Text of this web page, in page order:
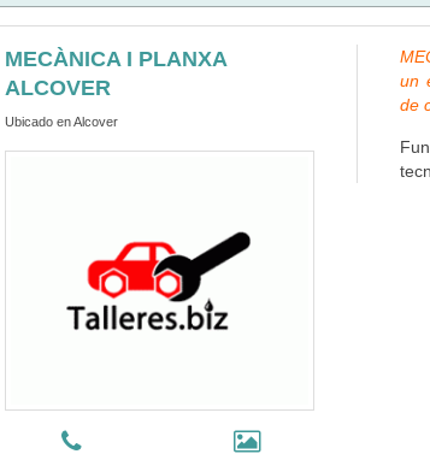
MECÀNICA I PLANXA
ALCOVER
Ubicado en Alcover
un
de